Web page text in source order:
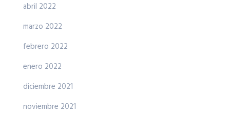
abril 2022
marzo 2022
febrero 2022
enero 2022
diciembre 2021
noviembre 2021